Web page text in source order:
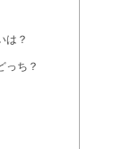
は？
っち？